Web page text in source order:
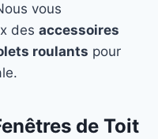
vous
des accessoires
roulants pour
de Toit